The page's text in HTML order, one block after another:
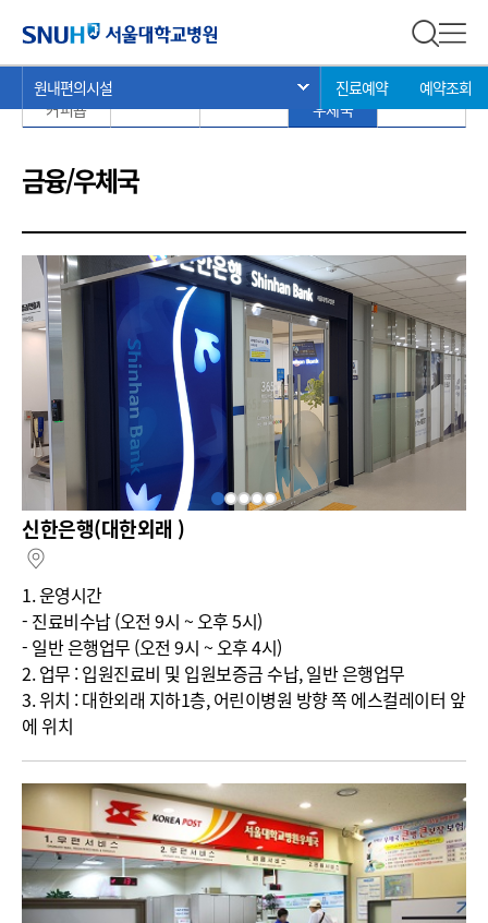
전체 검
현
재
위
원내편의시설 서브 메뉴 목록 열기
진료예약 예약조회
원내 편의시설
식당 /
커피숍
금융 /
우체국
기타
금융/우체국
신한은행(대한외래 )
1. 운영시간
- 진료비수납 (오전 9시 ~ 오후 5시)
- 일반 은행업무 (오전 9시 ~ 오후 4시)
2. 업무 : 입원진료비 및 입원보증금 수납, 일반 은행업무
3. 위치 : 대한외래 지하1층, 어린이병원 방향 쪽 에스컬레이터 앞
에 위치